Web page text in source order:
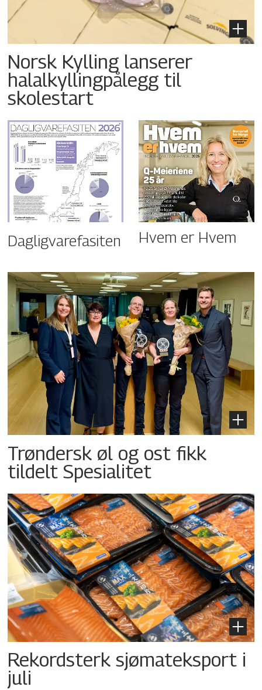
Norsk Kylling lanserer
halalkyllingpålegg til
skolestart
Dagligvarefasiten Hvem er Hvem
Trøndersk øl og ost fikk
tildelt Spesialitet
Rekordsterk sjømateksport i
juli